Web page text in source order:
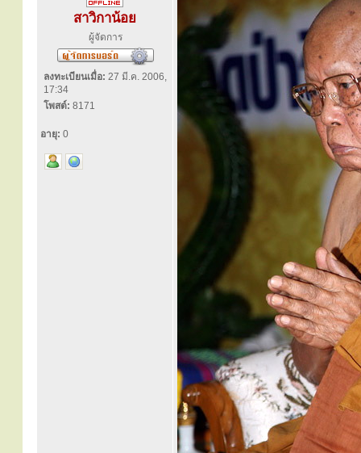
สาวิกาน้อย
ผู้จัดการ
ลงทะเบียนเมื่อ: 27 มี.ค. 2006,
17:34
โพสต์: 8171
อายุ: 0